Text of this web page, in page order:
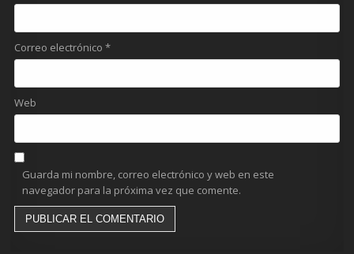
Correo electrónico*
Web
Guarda mi nombre, correo electrónico y web en este
navegador para la próxima vez que comente.